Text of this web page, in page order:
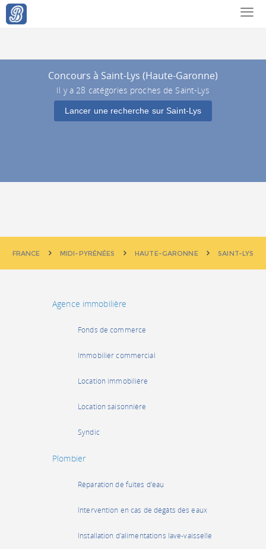
Concours à Saint-Lys (Haute-Garonne)
Il y a 28 catégories proches de Saint-Lys
Lancer une recherche sur Saint-Lys
FRANCE MIDI-PYRÉNÉES HAUTE-GARONNE SAINT-LYS
Agence immobilière
Fonds de commerce
Immobilier commercial
Location immobilière
Location saisonnière
Syndic
Plombier
Réparation de fuites d'eau
Intervention en cas de dégâts des eaux
Installation d'alimentations lave-vaisselle